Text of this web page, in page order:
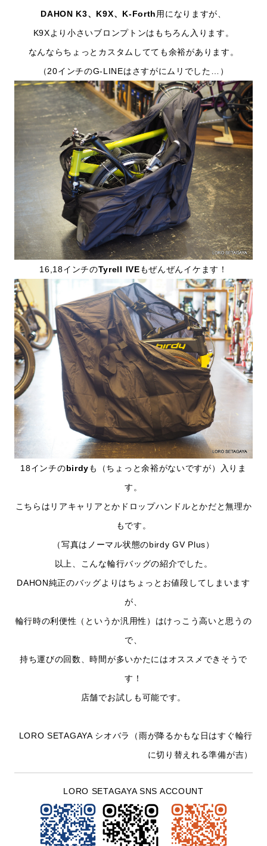
DAHON K3、K9X、K-Forth 用になりますが、
K9Xより小さいブロンプトンはもちろん入ります。
なんならちょっとカスタムしてても余裕があります。
（20インチのG-LINEはさすがにムリでした…）
16,18インチのTyrell IVEもぜんぜんイケます！
18インチのbirdyも（ちょっと余裕がないですが）入りま
す。
こちらはリアキャリアとかドロップハンドルとかだと無理か
もです。
（写真はノーマル状態のbirdy GV Plus）
以上、こんな輪行バッグの紹介でした。
DAHON純正のバッグよりはちょっとお値段してしまいます
が、
輪行時の利便性（というか汎用性） はけっこう高いと思うの
で、
持ち運びの回数、時間が多いかたにはオススメできそうで
す！
店舗でお試しも可能です。
LORO SETAGAYA シオバラ（雨が降るかもな日はすぐ輪行
に切り替えれる準備が吉）
LORO SETAGAYA SNS ACCOUNT